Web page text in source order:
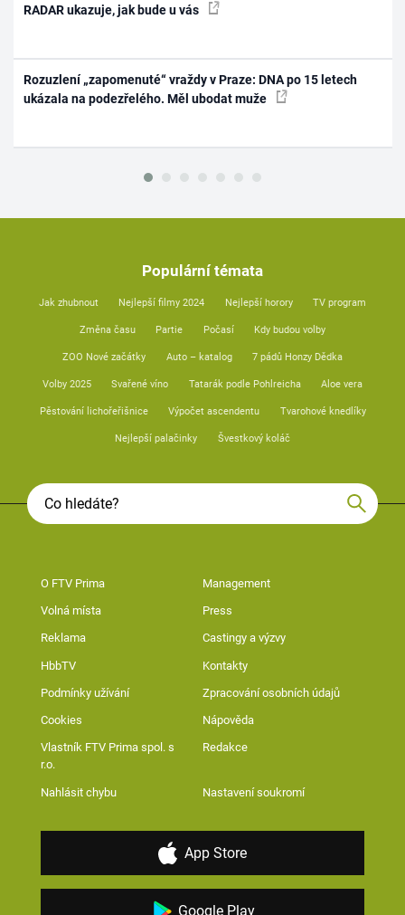
RADAR ukazuje, jak bude u vás
Rozuzlení „zapomenuté“ vraždy v Praze: DNA po 15 letech
ukázala na podezřelého. Měl ubodat muže
Populární témata
Jak zhubnout Nejlepší filmy 2024 Nejlepší horory TV program
Změna času Partie Počasí Kdy budou volby
ZOO Nové začátky Auto – katalog 7 pádů Honzy Dědka
Volby 2025 Svařené víno Tatarák podle Pohlreicha Aloe vera
Pěstování lichořeřišnice Výpočet ascendentu Tvarohové knedlíky
Nejlepší palačinky Švestkový koláč
O FTV Prima Management
Volná místa Press
Reklama Castingy a výzvy
HbbTV Kontakty
Podmínky užívání Zpracování osobních údajů
Cookies Nápověda
Vlastník FTV Prima spol. s
r.o.
Redakce
Nahlásit chybu Nastavení soukromí
App Store
Google Play